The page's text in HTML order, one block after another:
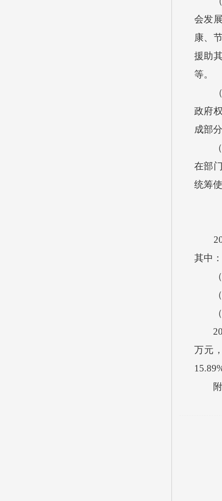
会发
康、
援助
等。
政府
成部
在部
统筹
其中
万元